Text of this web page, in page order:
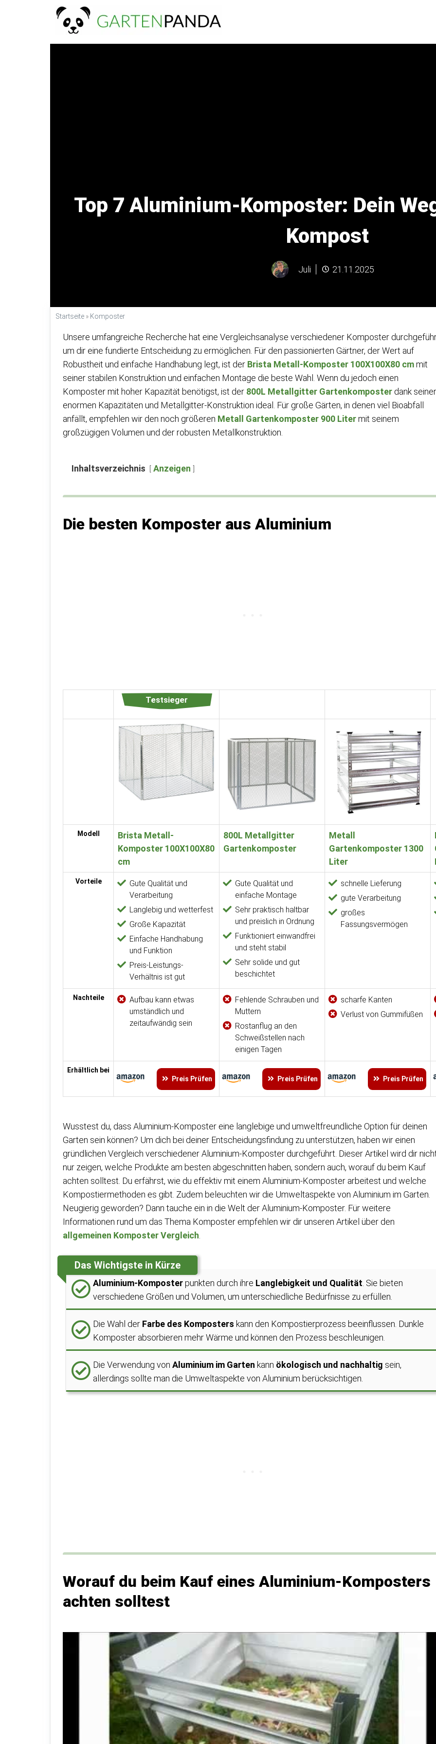
Top 7 Aluminium-Komposter: Dein
Kompost
Juli 21.11.2025
Startseite » Komposter
Unsere umfangreiche Recherche hat eine Vergleichsanalyse verschiedener Komposter
um dir eine fundierte Entscheidung zu ermöglichen. Für den passionierten Gärtner, der Wert auf
Robustheit und einfache Handhabung legt, ist der Brista Metall-Komposter 100X100X80 cmmit
seiner stabilen Konstruktion und einfachen Montage die beste Wahl. Wenn du jedoch einen
Komposter mit hoher Kapazität benötigst, ist der 800L Metallgitter Gartenkomposter dank seiner
enormen Kapazitäten und Metallgitter-Konstruktion ideal. Für große Gärten, in denen viel Bioabfall
anfällt, empfehlen wir den noch größeren Metall Gartenkomposter 900 Litermit seinem
großzügigen Volumen und der robusten Metallkonstruktion.
Inhaltsverzeichnis Anzeigen
Die besten Komposter aus Aluminium
Testsieger
Modell
Brista Metall-
Komposter 100X100X80
cm
800L Metallgitter
Gartenkomposter
Metall
Gartenkomposter 1300
Liter
Vorteile
Gute Qualität und
Verarbeitung
Langlebig und wetterfest
Große Kapazität
Einfache Handhabung
und Funktion
Preis-Leistungs-
Verhältnis ist gut
Gute Qualität und
einfache Montage
Sehr praktisch haltbar
und preislich in Ordnung
Funktioniert einwandfrei
und steht stabil
Sehr solide und gut
beschichtet
schnelle Lieferung
gute Verarbeitung
großes
Fassungsvermögen
Nachteile
Aufbau kann etwas
umständlich und
zeitaufwändig sein
Fehlende Schrauben und
Muttern
Rostanflug an den
Schweißstellen nach
einigen Tagen
scharfe Kanten
Verlust von Gummifüßen
Erhältlich bei
Preis Prüfen
Preis Prüfen Preis Prüfen
Wusstest du, dass Aluminium-Komposter eine langlebige und umweltfreundliche Option für deinen
Garten sein können? Um dich bei deiner Entscheidungsfindung zu unterstützen, haben wir einen
gründlichen Vergleich verschiedener Aluminium-Komposter durchgeführt. Dieser Artikel wird dir
nur zeigen, welche Produkte am besten abgeschnitten haben, sondern auch, worauf du beim Kauf
achten solltest. Du erfährst, wie du effektiv mit einem Aluminium-Komposter arbeitest und welche
Kompostiermethoden es gibt. Zudem beleuchten wir die Umweltaspekte von Aluminium im Garten.
Neugierig geworden? Dann tauche ein in die Welt der Aluminium-Komposter. Für weitere
Informationen rund um das Thema Komposter empfehlen wir dir unseren Artikel über den
allgemeinen Komposter Vergleich
Das Wichtigste in Kürze
Aluminium-Komposterpunkten durch ihre Langlebigkeit und Qualität . Sie bieten
verschiedene Größen und Volumen, um unterschiedliche Bedürfnisse zu erfüllen.
Die Wahl der Farbe des Komposters kann den Kompostierprozess beeinflussen. Dunkle
Komposter absorbieren mehr Wärme und können den Prozess beschleunigen.
Die Verwendung von Aluminium im Garten kann ökologisch und nachhaltig sein,
allerdings sollte man die Umweltaspekte von Aluminium berücksichtigen.
Worauf du beim Kauf eines Aluminium-Komposters
achten solltest